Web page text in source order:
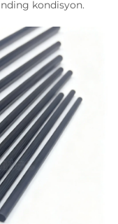
kondisyon.